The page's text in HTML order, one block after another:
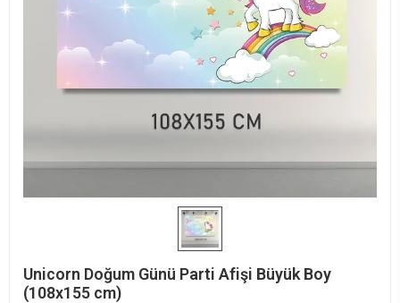
Unicorn Doğum Günü Parti Afişi Büyük Boy
(108x155 cm)